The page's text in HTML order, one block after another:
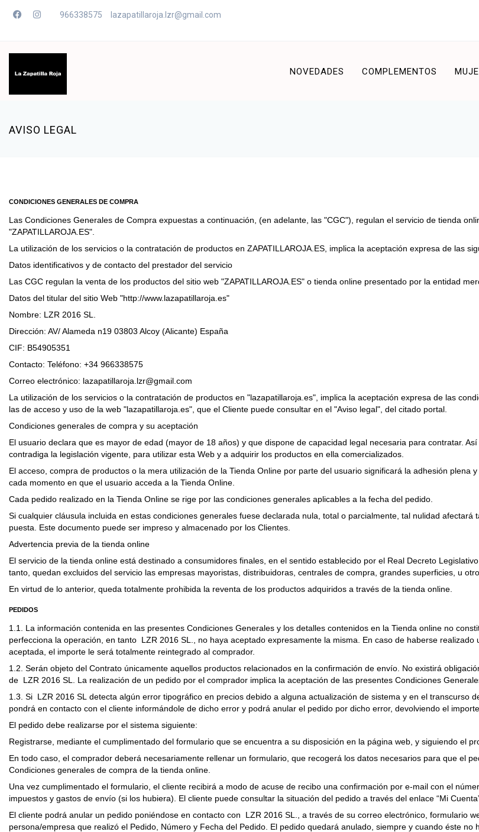
966338575 lazapatillaroja.lzr@gmail.com
NOVEDADES COMPLEMENTOS
AVISO LEGAL
CONDICIONES GENERALES DE COMPRA
Las Condiciones Generales de Compra expuestas a continuación, (en adelante, las "CGC"), regulan el servicio de tienda
"ZAPATILLAROJA.ES".
La utilización de los servicios o la contratación de productos en ZAPATILLAROJA.ES, implica la aceptación expresa de las
Datos identificativos y de contacto del prestador del servicio
Las CGC regulan la venta de los productos del sitio web "ZAPATILLAROJA.ES" o tienda online presentado por la entidad
Datos del titular del sitio Web "http://www.lazapatillaroja.es"
Nombre: LZR 2016 SL.
Dirección: AV/ Alameda n19 03803 Alcoy (Alicante) España
CIF: B54905351
Contacto: Teléfono: +34 966338575
Correo electrónico: lazapatillaroja.lzr@gmail.com
La utilización de los servicios o la contratación de productos en "lazapatillaroja.es", implica la aceptación expresa de las
las de acceso y uso de la web "lazapatillaroja.es", que el Cliente puede consultar en el "Aviso legal", del citado portal.
Condiciones generales de compra y su aceptación
El usuario declara que es mayor de edad (mayor de 18 años) y que dispone de capacidad legal necesaria para contratar.
contradiga la legislación vigente, para utilizar esta Web y a adquirir los productos en ella comercializados.
El acceso, compra de productos o la mera utilización de la Tienda Online por parte del usuario significará la adhesión
cada momento en que el usuario acceda a la Tienda Online.
Cada pedido realizado en la Tienda Online se rige por las condiciones generales aplicables a la fecha del pedido.
Si cualquier cláusula incluida en estas condiciones generales fuese declarada nula, total o parcialmente, tal nulidad
puesta. Este documento puede ser impreso y almacenado por los Clientes.
Advertencia previa de la tienda online
El servicio de la tienda online está destinado a consumidores finales, en el sentido establecido por el Real Decreto
tanto, quedan excluidos del servicio las empresas mayoristas, distribuidoras, centrales de compra, grandes superficies, u
En virtud de lo anterior, queda totalmente prohibida la reventa de los productos adquiridos a través de la tienda online.
PEDIDOS
1.1. La información contenida en las presentes Condiciones Generales y los detalles contenidos en la Tienda online no
perfecciona la operación, en tanto LZR 2016 SL., no haya aceptado expresamente la misma. En caso de haberse
aceptada, el importe le será totalmente reintegrado al comprador.
1.2. Serán objeto del Contrato únicamente aquellos productos relacionados en la confirmación de envío. No existirá
de LZR 2016 SL. La realización de un pedido por el comprador implica la aceptación de las presentes Condiciones
1.3. Si LZR 2016 SL detecta algún error tipográfico en precios debido a alguna actualización de sistema y en el
pondrá en contacto con el cliente informándole de dicho error y podrá anular el pedido por dicho error, devolviendo el
El pedido debe realizarse por el sistema siguiente:
Registrarse, mediante el cumplimentado del formulario que se encuentra a su disposición en la página web, y siguiendo el
En todo caso, el comprador deberá necesariamente rellenar un formulario, que recogerá los datos necesarios para que el
Condiciones generales de compra de la tienda online.
Una vez cumplimentado el formulario, el cliente recibirá a modo de acuse de recibo una confirmación por e-mail con el
impuestos y gastos de envío (si los hubiera). El cliente puede consultar la situación del pedido a través del enlace “Mi
El cliente podrá anular un pedido poniéndose en contacto con LZR 2016 SL., a través de su correo electrónico, formulario
persona/empresa que realizó el Pedido, Número y Fecha del Pedido. El pedido quedará anulado, siempre y cuando éste no